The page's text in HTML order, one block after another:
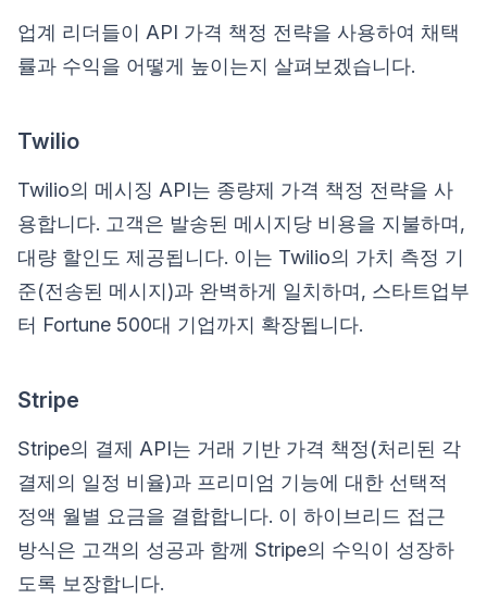
업계 리더들이 API 가격 책정 전략을 사용하여 채택
률과 수익을 어떻게 높이는지 살펴보겠습니다.
Twilio
Twilio의 메시징 API는 종량제 가격 책정 전략을 사
용합니다. 고객은 발송된 메시지당 비용을 지불하며,
대량 할인도 제공됩니다. 이는 Twilio의 가치 측정 기
준(전송된 메시지)과 완벽하게 일치하며, 스타트업부
터 Fortune 500대 기업까지 확장됩니다.
Stripe
Stripe의 결제 API는 거래 기반 가격 책정(처리된 각
결제의 일정 비율)과 프리미엄 기능에 대한 선택적
정액 월별 요금을 결합합니다. 이 하이브리드 접근
방식은 고객의 성공과 함께 Stripe의 수익이 성장하
도록 보장합니다.